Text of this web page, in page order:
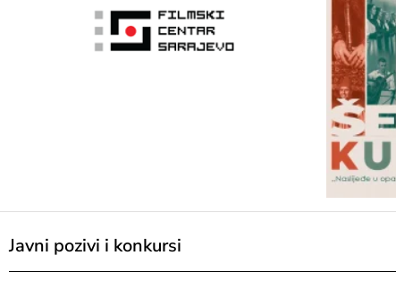
Javni pozivi i konkursi